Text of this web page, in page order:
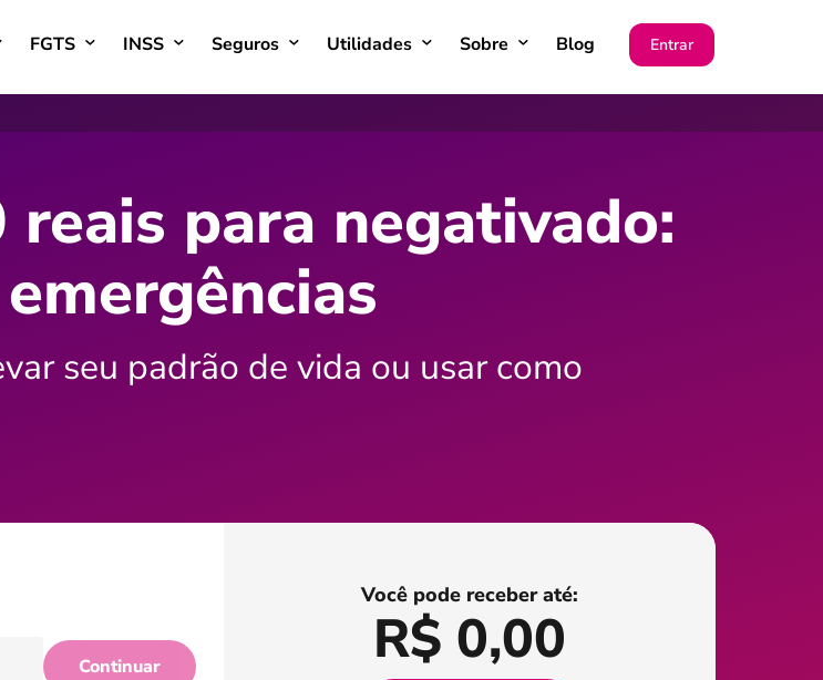
FGTS INSS Seguros Utilidades Sobre Blog Entrar
para negativado:
seu padrão de vida ou usar como
Continuar
Você pode receber até:
R$ 0,00